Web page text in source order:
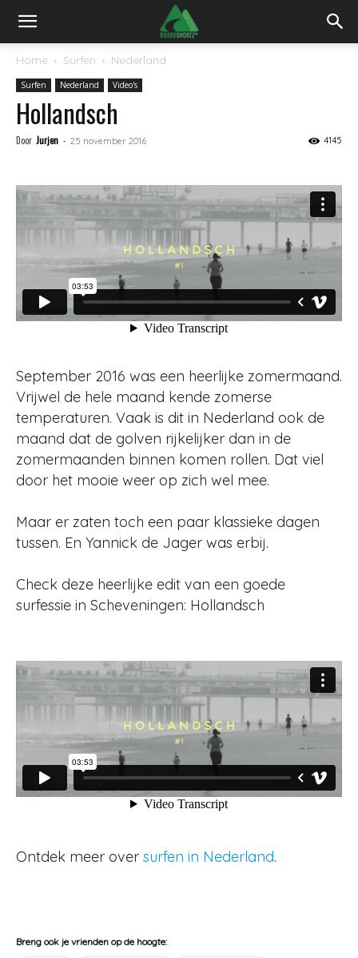
Home Surfen Nederland
Surfen Nederland Video's
Hollandsch
Door Jurjen - 25 november 2016 4145
September 2016 was een heerlijke zomermaand.
Vrijwel de hele maand kende zomerse
temperaturen. Vaak is dit in Nederland ook de
maand dat de golven rijkelijker dan in de
zomermaanden binnen komen rollen. Dat viel
door het mooie weer op zich wel mee.
Maar er zaten toch een paar klassieke dagen
tussen. En Yannick de Jager was erbij.
Check deze heerlijke edit van een goede
surfessie in Scheveningen: Hollandsch
Ontdek meer over surfen in Nederland.
Breng ook je vrienden op de hoogte: